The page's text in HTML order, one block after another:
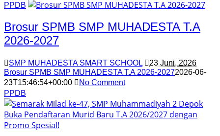
PPDB
Brosur SPMB SMP MUHADESTA T.A
2026-2027
SMP MUHADESTA SMART SCHOOL
23 Juni, 2026
Brosur SPMB SMP MUHADESTA T.A 2026-20272026-06-
23T15:46:54+00:00
No Comment
PPDB